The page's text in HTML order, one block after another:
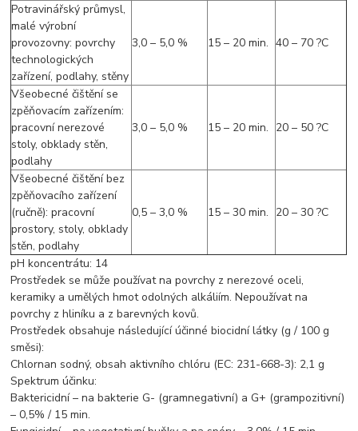
Potravinářský průmysl,
malé výrobní
provozovny: povrchy
technologických
zařízení, podlahy, stěny
3,0 – 5,0 % 15 – 20 min. 40 – 70 ?C
Všeobecné čištění se
zpěňovacím zařízením:
pracovní nerezové
stoly, obklady stěn,
podlahy
3,0 – 5,0 % 15 – 20 min. 20 – 50 ?C
Všeobecné čištění bez
zpěňovacího zařízení
(ručně): pracovní
prostory, stoly, obklady
stěn, podlahy
0,5 – 3,0 % 15 – 30 min. 20 – 30 ?C
pH koncentrátu: 14
Prostředek se může používat na povrchy z nerezové oceli,
keramiky a umělých hmot odolných alkáliím. Nepoužívat na
povrchy z hliníku a z barevných kovů.
Prostředek obsahuje následující účinné biocidní látky (g / 100 g
směsi):
Chlornan sodný, obsah aktivního chlóru (EC: 231-668-3): 2,1 g
Spektrum účinku:
Baktericidní – na bakterie G- (gramnegativní) a G+ (grampozitivní)
– 0,5% / 15 min.